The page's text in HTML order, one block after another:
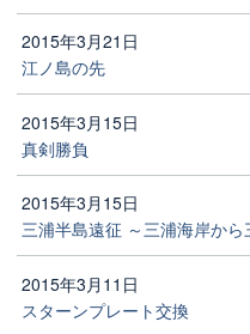
2015年3月21日
江ノ島の先
2015年3月15日
真剣勝負
2015年3月15日
三浦半島遠征 ～三浦海岸から
2015年3月11日
スターンプレート交換